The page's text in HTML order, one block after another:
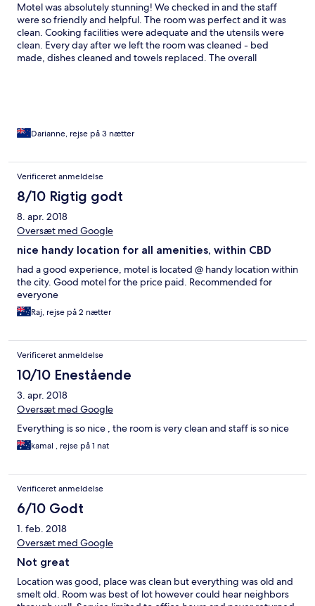
Motel was absolutely stunning! We checked in and the staff
were so friendly and helpful. The room was perfect and it was
clean. Cooking facilities were adequate and the utensils were
clean. Every day after we left the room was cleaned - bed
made, dishes cleaned and towels replaced. The overall
Darianne, rejse på 3 nætter
Verificeret anmeldelse
8/10 Rigtig godt
8. apr. 2018
Oversæt med Google
nice handy location for all amenities, within CBD
had a good experience, motel is located @ handy location within
the city. Good motel for the price paid. Recommended for
everyone
Raj, rejse på 2 nætter
Verificeret anmeldelse
10/10 Enestående
3. apr. 2018
Oversæt med Google
Everything is so nice , the room is very clean and staff is so nice
kamal , rejse på 1 nat
Verificeret anmeldelse
6/10 Godt
1. feb. 2018
Oversæt med Google
Not great
Location was good, place was clean but everything was old and
smelt old. Room was best of lot however could hear neighbors